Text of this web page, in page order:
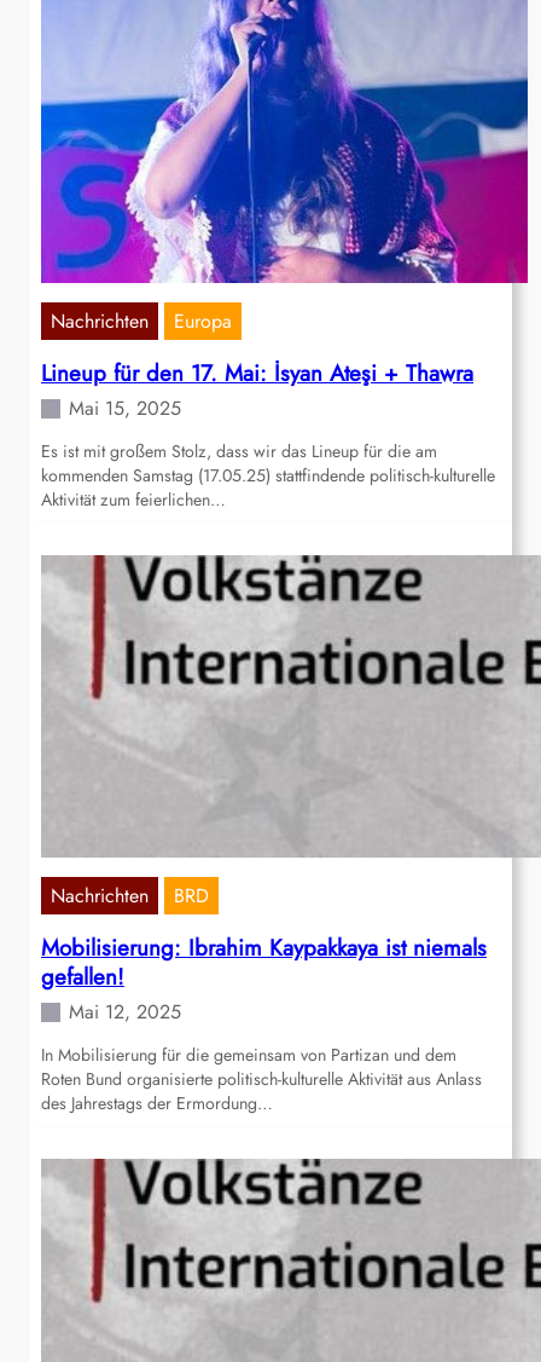
Nachrichten Europa
Lineup für den 17. Mai: İsyan Ateşi + Thawra
Mai 15, 2025
Es ist mit großem Stolz, dass wir das Lineup für die am
kommenden Samstag (17.05.25) stattfindende politisch-kulturelle
Aktivität zum feierlichen…
Nachrichten BRD
Mobilisierung: Ibrahim Kaypakkaya ist niemals
gefallen!
Mai 12, 2025
In Mobilisierung für die gemeinsam von Partizan und dem
Roten Bund organisierte politisch-kulturelle Aktivität aus Anlass
des Jahrestags der Ermordung…